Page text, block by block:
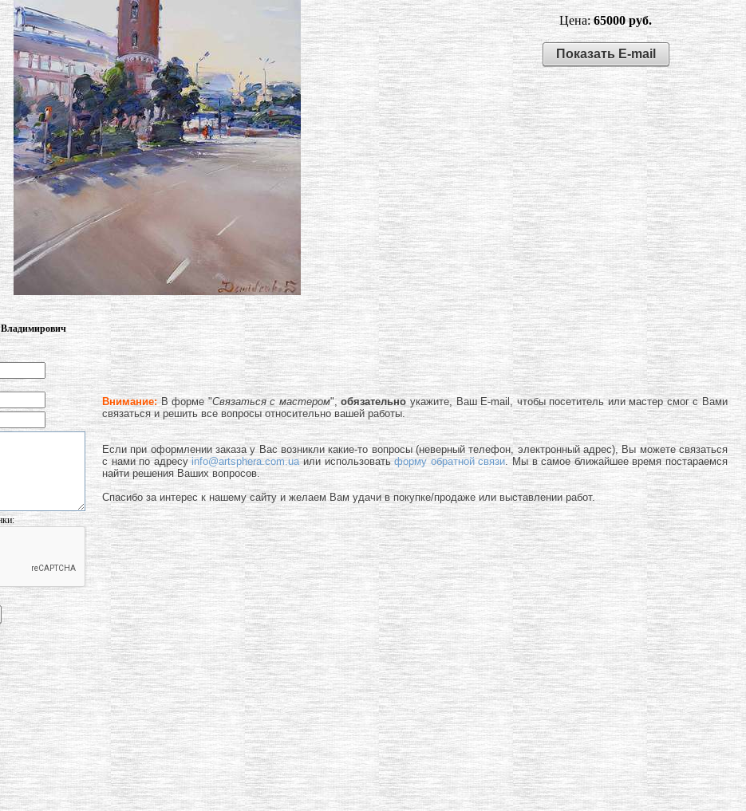
Цена:65000 руб.
Показать E-mail
Владимирович
Внимание:В форме "Связаться с мастером",обязательно укажите, Ваш E-mail, чтобы посетитель или мастер смог с Вами
связаться и решить все вопросы относительно вашей работы.
Если при оформлении заказа у Вас возникли какие-то вопросы (неверный телефон, электронный адрес), Вы можете связаться
с нами по адресуinfo@artsphera.com.uaили использоватьформу обратной связи. Мы в самое ближайшее время постараемся
найти решения Ваших вопросов.
Спасибо за интерес к нашему сайту и желаем Вам удачи в покупке/продаже или выставлении работ.